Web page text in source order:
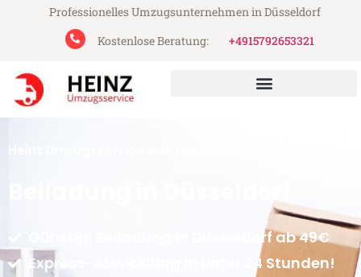
Professionelles Umzugsunternehmen in Düsseldorf
Kostenlose Beratung:
+4915792653321
Günstig: Beiladung in Düsseldorf ab 49€
Express-Abwicklung in unter 24 Stunden!